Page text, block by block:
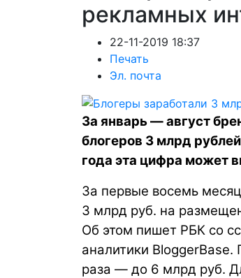
рекламных
22-11-2019 18:37
Печать
Эл. почта
За январь — август
блогеров 3 млрд
года эта цифра может
За первые восемь
3 млрд руб. на
Об этом пишет РБК со
аналитики
раза — до 6 млрд руб.